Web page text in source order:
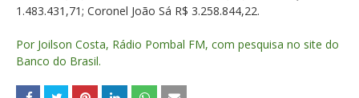
1.483.431,71; Coronel João Sá R$ 3.258.844,22.
Por Joilson Costa, Rádio Pombal FM, com pesquisa no site do
Banco do Brasil.